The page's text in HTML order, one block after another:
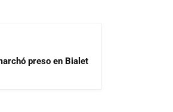
preso en Bialet